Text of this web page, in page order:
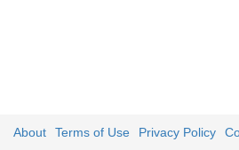
About Terms of Use Privacy Policy